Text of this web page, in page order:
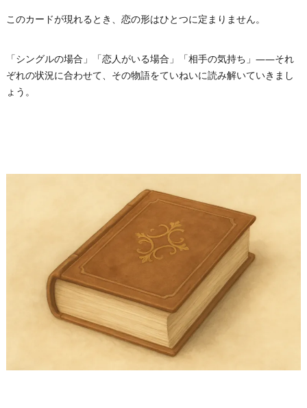
このカードが現れるとき、恋の形はひとつに定まりません。
「シングルの場合」「恋人がいる場合」「相手の気持ち」――それ
ぞれの状況に合わせて、その物語をていねいに読み解いていきまし
ょう。